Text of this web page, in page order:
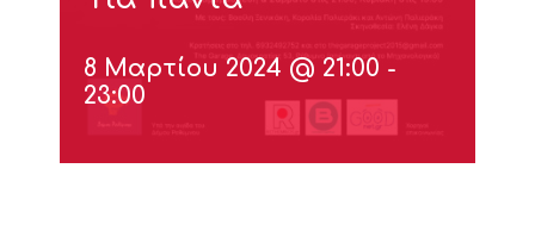
8 Μαρτίου 2024 @ 21:00 -
23:00